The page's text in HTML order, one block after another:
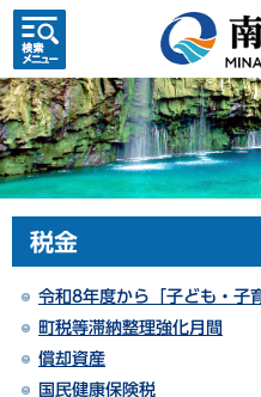
検索・
共通メ
ニュー
税金
令和8年度から「子ども・子
町税等滞納整理強化月間
償却資産
国民健康保険税